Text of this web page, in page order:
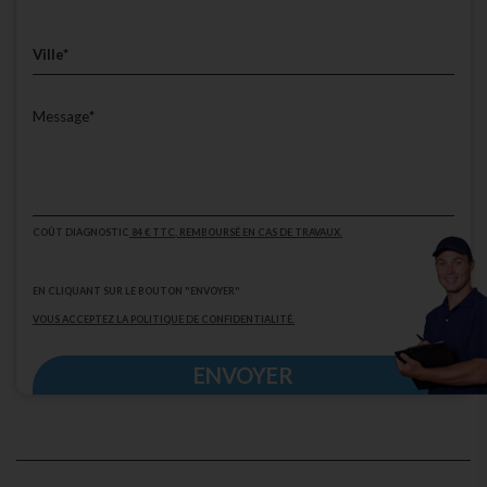
COÛT DIAGNOSTIC 84 € TTC , REMBOURSÉ EN CAS DE TRAVAUX.
EN CLIQUANT SUR LE BOUTON "ENVOYER"
VOUS ACCEPTEZ LA POLITIQUE DE CONFIDENTIALITÉ.